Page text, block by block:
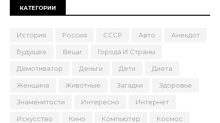
КАТЕГОРИИ
История Россия СССР Авто Анекдот
Будущее Вещи Города И Страны
Демотиватор Деньги Дети Диета
Женщина Животные Загадки Здоровье
Знаменитости Интересно Интернет
Искусство Кино Компьютер Космос